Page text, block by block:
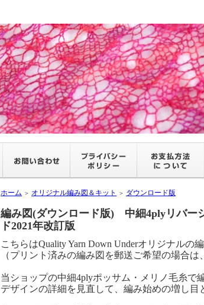
ホーム ＞ オリジナル編み図＆キット ＞ ダウンロード版
編み図(ダウンロード版) 中細4plyリバー
ド2021年改訂版
こちらはQuality Yarn Down Underオリジナルの
（プリント済みの編み図を郵送ご希望の場合は
当ショップの中細4plyポッサム・メリノ毛糸で
デザインの詳細を見直して、編み始めの増し目